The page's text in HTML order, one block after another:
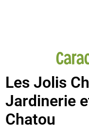
Les Jolis
Jardinerie
Chatou